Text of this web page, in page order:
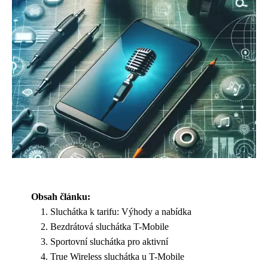
Obsah článku:
Sluchátka k tarifu: Výhody a nabídka
Bezdrátová sluchátka T-Mobile
Sportovní sluchátka pro aktivní
True Wireless sluchátka u T-Mobile